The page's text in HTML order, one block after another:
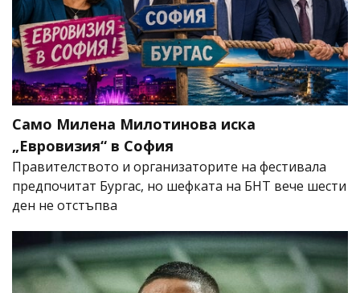
Само Милена Милотинова иска
„Евровизия“ в София
Правителството и организаторите на фестивала
предпочитат Бургас, но шефката на БНТ вече шести
ден не отстъпва